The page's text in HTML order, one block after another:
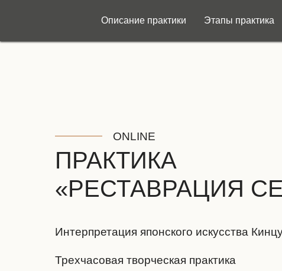
ПРАКТИКА
«РЕСТАВРАЦИЯ
Интерпретация японского искусства
Трехчасовая творческая практика
ONLINE
Описание практики Этапы практика